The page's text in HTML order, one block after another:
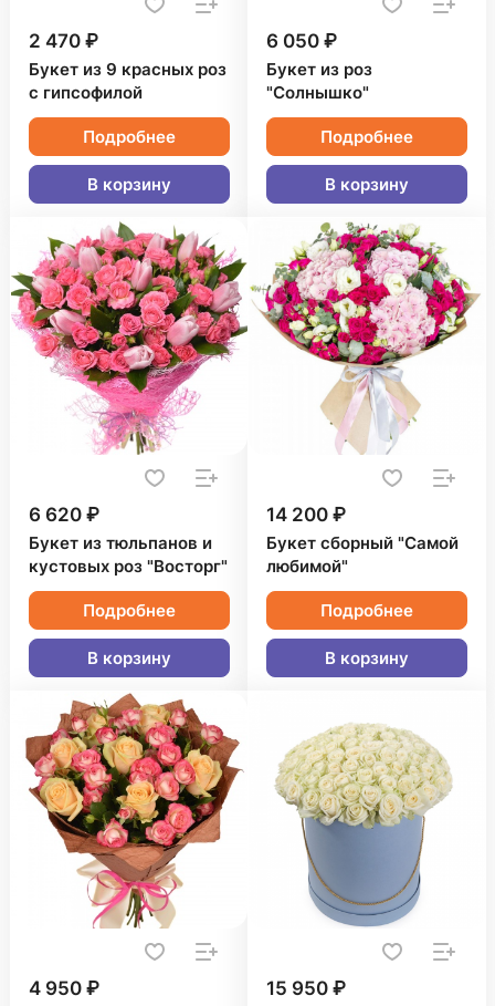
2 470 ₽
Букет из 9 красных роз
с гипсофилой
Подробнее
В корзину
6 050 ₽
Букет из роз
"Солнышко"
Подробнее
В корзину
6 620 ₽
Букет из тюльпанов и
кустовых роз "Восторг"
Подробнее
В корзину
14 200 ₽
Букет сборный "Самой
любимой"
Подробнее
В корзину
4 950 ₽ 15 950 ₽